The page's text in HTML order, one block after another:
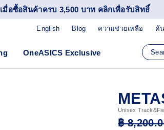
มื่อซื้อสินค้าครบ 3,500 บาท คลิกเพื่อรับสิทธิ์
Blog ความช่วยเหลือ ค้
English
OneASICS Exclusive
Unisex
฿